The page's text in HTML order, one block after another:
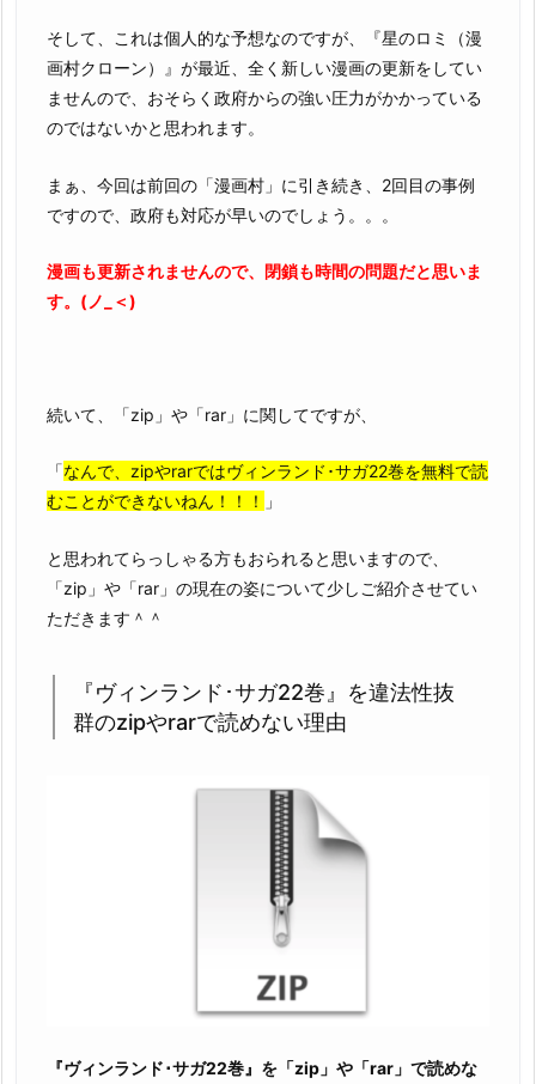
そして、これは個人的な予想なのですが、『星のロミ（漫
画村クローン）』が最近、全く新しい漫画の更新をしてい
ませんので、おそらく政府からの強い圧力がかかっている
のではないかと思われます。
まぁ、今回は前回の「漫画村」に引き続き、2回目の事例
ですので、政府も対応が早いのでしょう。。。
漫画も更新されませんので、閉鎖も時間の問題だと思いま
す。(ノ_＜)
続いて、「zip」や「rar」に関してですが、
「なんで、zipやrarではヴィンランド･サガ22巻を無料で読
むことができないねん！！！
」
と思われてらっしゃる方もおられると思いますので、
「zip」や「rar」の現在の姿について少しご紹介させてい
ただきます＾＾
『ヴィンランド･サガ22巻』を違法性抜
群のzipやrarで読めない理由
『ヴィンランド･サガ22巻』を「zip」や「rar」で読めな